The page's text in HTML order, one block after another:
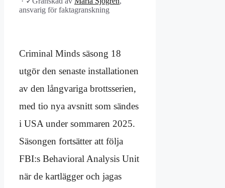
ansvarig för faktagranskning
Criminal Minds säsong 18
utgör den senaste installationen
av den långvariga brottsserien,
med tio nya avsnitt som sändes
i USA under sommaren 2025.
Säsongen fortsätter att följa
FBI:s Behavioral Analysis Unit
när de kartlägger och jagas